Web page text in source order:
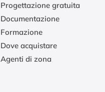
Progettazione gratuita
Documentazione
Formazione
Dove acquistare
Agenti di zona